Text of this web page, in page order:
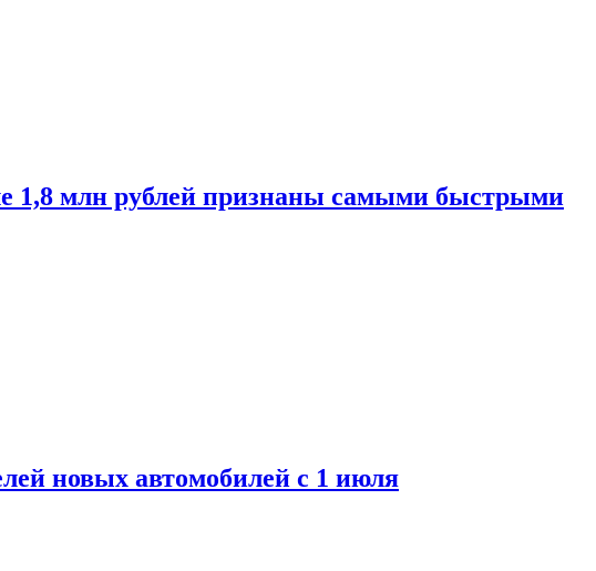
млн рублей признаны самыми быстрыми
новых автомобилей с 1 июля